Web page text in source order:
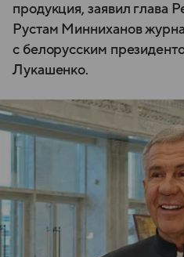
продукция, заявил глава
Рустам Минниханов
с белорусским
Лукашенко.